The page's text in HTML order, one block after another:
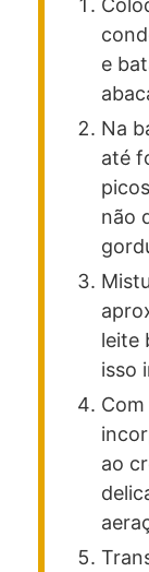
e
Na
até
não
leite
isso
ao